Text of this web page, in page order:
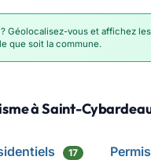
Géolocalisez-vous et affichez
que soit la commune.
à Saint-
17